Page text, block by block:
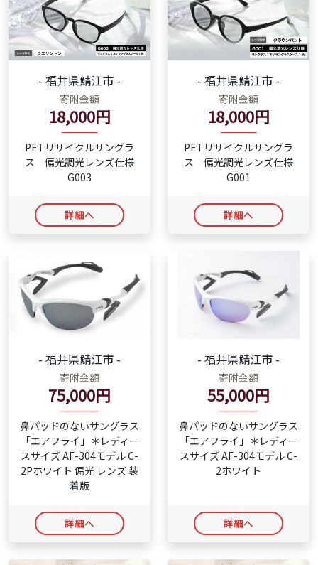
- 福井県鯖江市 -
寄附金額
18,000円
PETリサイクルサングラ
ス 偏光調光レンズ仕様
G003
詳細へ
- 福井県鯖江市 -
寄附金額
18,000円
PETリサイクルサングラ
ス 偏光調光レンズ仕様
G001
詳細へ
- 福井県鯖江市 -
寄附金額
75,000円
鼻パッドのないサングラス
「エアフライ」＊レディー
スサイズ AF-304モデル C-
2Pホワイト 偏光 レンズ 装
着版
詳細へ
- 福井県鯖江市 -
寄附金額
55,000円
鼻パッドのないサングラス
「エアフライ」＊レディー
スサイズ AF-304モデル C-
2ホワイト
詳細へ